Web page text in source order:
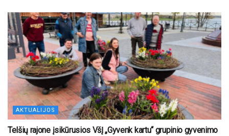
AKTUALIJOS
Telšių rajone įsikūrusios VšĮ „Gyvenk kartu“ grupinio gyvenimo